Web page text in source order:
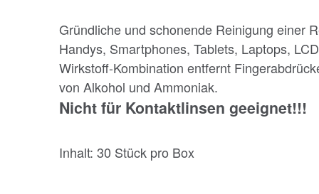
Gründliche und schonende Reinigung einer
Handys, Smartphones, Tablets, Laptops,
Wirkstoff-Kombination entfernt
von Alkohol und Ammoniak.
Nicht für Kontaktlinsen geeignet!!!
Inhalt: 30 Stück pro Box